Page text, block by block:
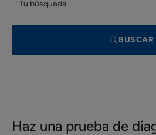
BUSCAR
Haz una prueba de